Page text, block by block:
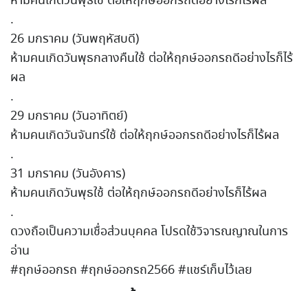
.
26 มกราคม (วันพฤหัสบดี)
ห้ามคนเกิดวันพุธกลางคืนใช้ ต่อให้ฤกษ์ออกรถดีอย่างไรก็ไร้
ผล
.
29 มกราคม (วันอาทิตย์)
ห้ามคนเกิดวันจันทร์ใช้ ต่อให้ฤกษ์ออกรถดีอย่างไรก็ไร้ผล
.
31 มกราคม (วันอังคาร)
ห้ามคนเกิดวันพุธใช้ ต่อให้ฤกษ์ออกรถดีอย่างไรก็ไร้ผล
.
ดวงถือเป็นความเชื่อส่วนบุคคล โปรดใช้วิจารณญาณในการ
อ่าน
#ฤกษ์ออกรถ #ฤกษ์ออกรถ2566 #แชร์เก็บไว้เลย